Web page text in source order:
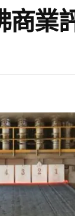
商業